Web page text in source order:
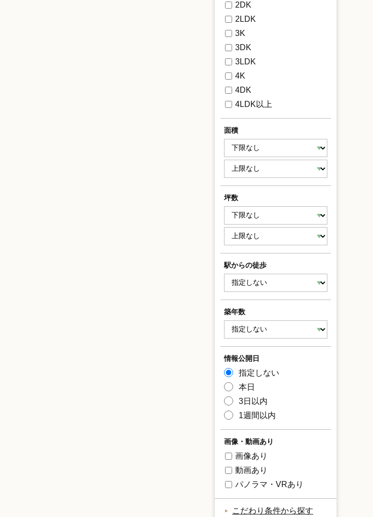
2DK
2LDK
3K
3DK
3LDK
4K
4DK
4LDK以上
面積
坪数
駅からの徒歩
築年数
情報公開日
指定しない
本日
3日以内
1週間以内
画像・動画あり
画像あり
動画あり
パノラマ・VRあり
こだわり条件から探す